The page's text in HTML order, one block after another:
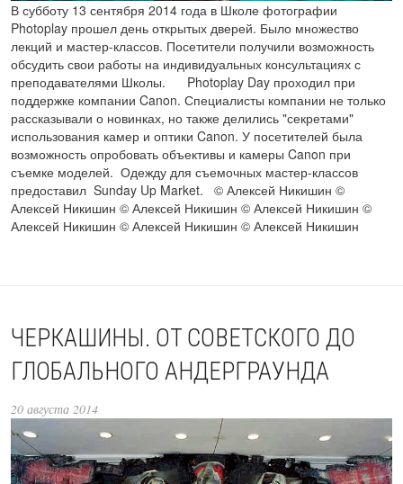
В субботу 13 сентября 2014 года в Школе фотографии
Photoplay прошел день открытых дверей. Было множество
лекций и мастер-классов. Посетители получили возможность
обсудить свои работы на индивидуальных консультациях с
преподавателями Школы. Photoplay Day проходил при
поддержке компании Canon. Специалисты компании не только
рассказывали о новинках, но также делились "секретами"
использования камер и оптики Canon. У посетителей была
возможность опробовать объективы и камеры Canon при
съемке моделей. Одежду для съемочных мастер-классов
предоставил Sunday Up Market. © Алексей Никишин ©
Алексей Никишин © Алексей Никишин © Алексей Никишин ©
Алексей Никишин © Алексей Никишин © Алексей Никишин
ЧЕРКАШИНЫ. ОТ СОВЕТСКОГО ДО
ГЛОБАЛЬНОГО АНДЕРГРАУНДА
20 августа 2014